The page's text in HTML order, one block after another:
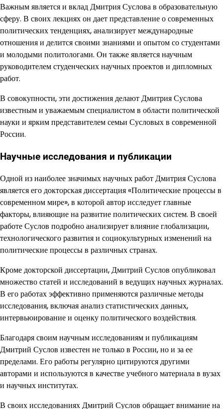
Важным является и вклад Дмитрия Суслова в образовательную
сферу. В своих лекциях он дает представление о современных
политических тенденциях, анализирует международные
отношения и делится своими знаниями и опытом со студентами
и молодыми политологами. Он также является научным
руководителем студенческих научных проектов и дипломных
работ.
В совокупности, эти достижения делают Дмитрия Суслова
известным и уважаемым специалистом в области политической
науки и ярким представителем семьи Сусловых в современной
России.
Научные исследования и публикации
Одной из наиболее значимых научных работ Дмитрия Суслова
является его докторская диссертация «Политические процессы в
современном мире», в которой автор исследует главные
факторы, влияющие на развитие политических систем. В своей
работе Суслов подробно анализирует влияние глобализации,
технологического развития и социокультурных изменений на
политические процессы в различных странах.
Кроме докторской диссертации, Дмитрий Суслов опубликовал
множество статей и исследований в ведущих научных журналах.
В его работах эффективно применяются различные методы
исследования, включая анализ статистических данных,
интервьюирование и оценку политического воздействия.
Благодаря своим научным исследованиям и публикациям
Дмитрий Суслов известен не только в России, но и за ее
пределами. Его работы регулярно цитируются другими
авторами и используются в качестве учебного материала в вузах
и научных институтах.
В своих исследованиях Дмитрий Суслов обращает внимание на